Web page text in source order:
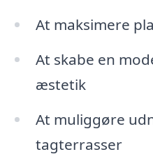
At maksimere
At skabe en
æstetik
At muliggøre
tagterrasser